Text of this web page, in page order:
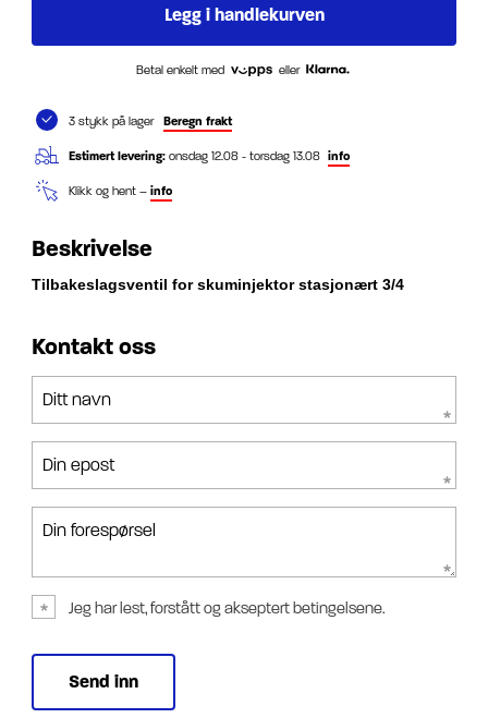
Betal enkelt med eller
3 stykk på lager Beregn frakt
Estimert levering: onsdag 12.08 - torsdag 13.08 info
Klikk og hent – info
Beskrivelse
Tilbakeslagsventil for skuminjektor stasjonært 3/4
Kontakt oss
Ditt navn
Din epost
Din forespørsel
Jeg har lest, forstått og akseptert betingelsene.